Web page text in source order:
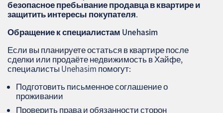
безопасное пребывание продавца в квартире и
защитить интересы покупателя.
Обращение к специалистам Unehasim
Если вы планируете остаться в квартире после
сделки или продаёте недвижимость в Хайфе,
специалисты Unehasim помогут:
Подготовить письменное соглашение о
проживании
Проверить права и обязанности сторон